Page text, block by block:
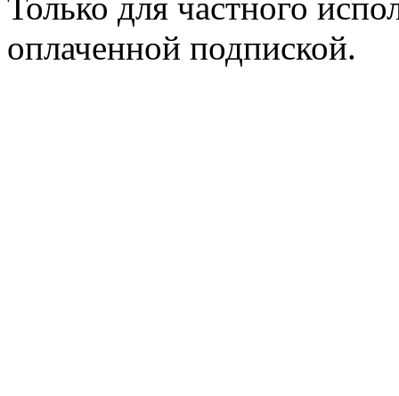
оплаченной подпиской.